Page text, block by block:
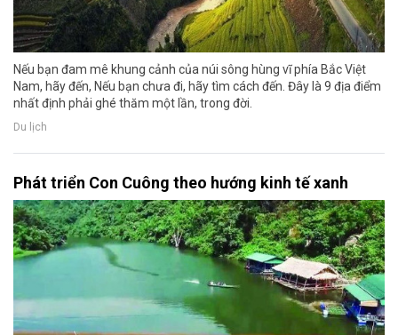
Nếu bạn đam mê khung cảnh của núi sông hùng vĩ phía Bắc Việt
Nam, hãy đến, Nếu bạn chưa đi, hãy tìm cách đến. Đây là 9 địa điểm
nhất định phải ghé thăm một lần, trong đời.
Du lịch
Phát triển Con Cuông theo hướng kinh tế xanh